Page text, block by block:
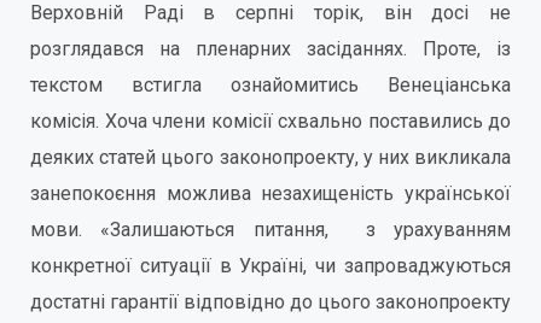
Верховній Раді в серпні торік, він досі не
розглядався на пленарних засіданнях. Проте, із
текстом встигла ознайомитись Венеціанська
комісія. Хоча члени комісії схвально поставились до
деяких статей цього законопроекту, у них викликала
занепокоєння можлива незахищеність української
мови. «Залишаються питання, з урахуванням
конкретної ситуації в Україні, чи запроваджуються
достатні гарантії відповідно до цього законопроекту